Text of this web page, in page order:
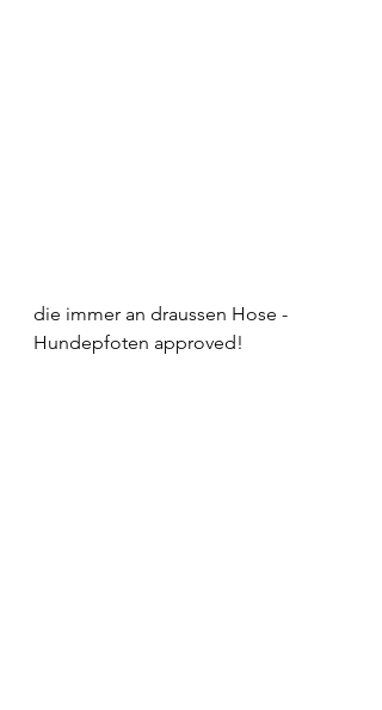
die immer an draussen Hose -
Hundepfoten approved!